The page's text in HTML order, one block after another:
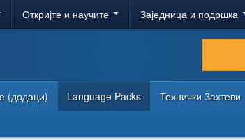
Откријте и научите Заједница и подршка
(додаци) Language Packs Технички Захтеви